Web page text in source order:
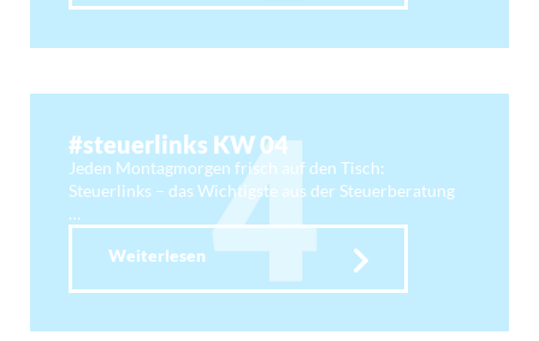
#steuerlinks KW 04
Jeden Montagmorgen frisch auf den Tisch:
Steuerlinks – das Wichtigste aus der Steuerberatung
…
Weiterlesen